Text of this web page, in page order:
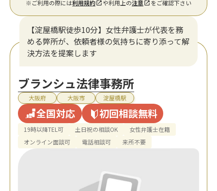
※ご利用の際には利用規約 や利用上の注意 をご確認下さい
【淀屋橋駅徒歩10分】女性弁護士が代表を務
める弊所が、依頼者様の気持ちに寄り添って解
決方法を提案します
ブランシュ法律事務所
大阪府 大阪市 淀屋橋駅
全国対応 初回相談無料
19時以降TEL可 土日祝の相談OK
女性弁護士在籍
オンライン面談可
電話相談可 来所不要